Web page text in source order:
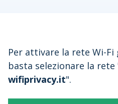
Per attivare la rete Wi-
basta selezionare la rete
wifiprivacy.it".